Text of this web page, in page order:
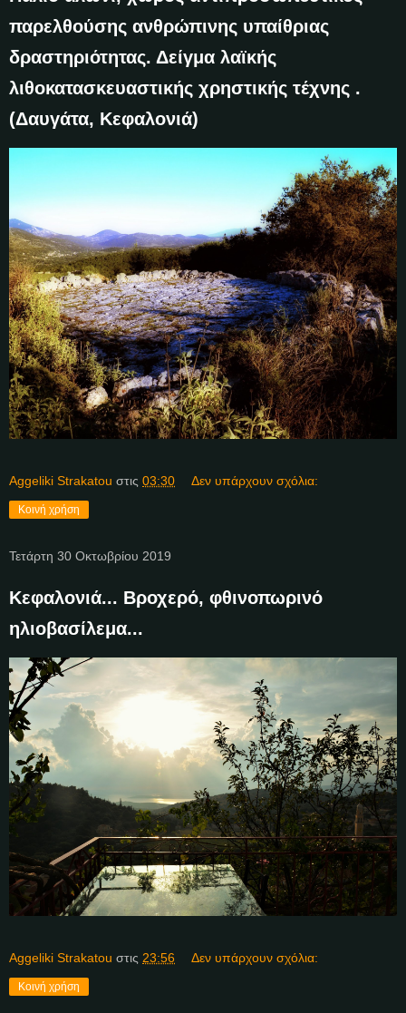
παρελθούσης ανθρώπινης υπαίθριας
δραστηριότητας. Δείγμα λαϊκής
λιθοκατασκευαστικής χρηστικής τέχνης .
(Δαυγάτα, Κεφαλονιά)
Aggeliki Strakatou στις 03:30 Δεν υπάρχουν σχόλια:
Κοινή χρήση
Τετάρτη 30 Οκτωβρίου 2019
Κεφαλονιά... Βροχερό, φθινοπωρινό
ηλιοβασίλεμα...
Aggeliki Strakatou στις 23:56 Δεν υπάρχουν σχόλια:
Κοινή χρήση